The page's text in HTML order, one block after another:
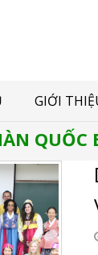
GIỚI
QUỐC